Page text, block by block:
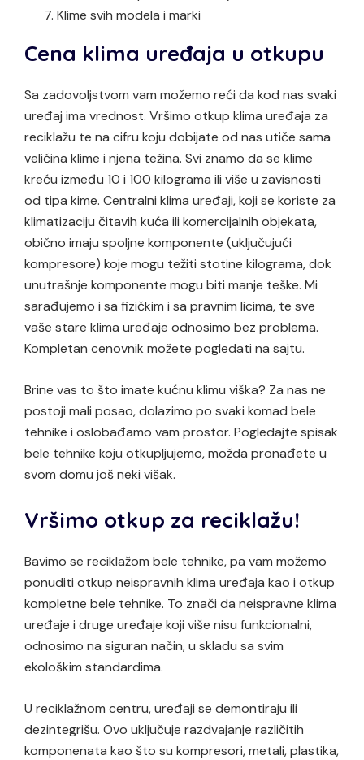
Klime svih modela i marki
Cena klima uređaja u otkupu
Sa zadovoljstvom vam možemo reći da kod nas svaki
uređaj ima vrednost. Vršimo otkup klima uređaja za
reciklažu te na cifru koju dobijate od nas utiče sama
veličina klime i njena težina. Svi znamo da se klime
kreću između 10 i 100 kilograma ili više u zavisnosti
od tipa kime. Centralni klima uređaji, koji se koriste za
klimatizaciju čitavih kuća ili komercijalnih objekata,
obično imaju spoljne komponente (uključujući
kompresore) koje mogu težiti stotine kilograma, dok
unutrašnje komponente mogu biti manje teške. Mi
sarađujemo i sa fizičkim i sa pravnim licima, te sve
vaše stare klima uređaje odnosimo bez problema.
Kompletan cenovnik možete pogledati na sajtu.
Brine vas to što imate kućnu klimu viška? Za nas ne
postoji mali posao, dolazimo po svaki komad bele
tehnike i oslobađamo vam prostor. Pogledajte spisak
bele tehnike koju otkupljujemo, možda pronađete u
svom domu još neki višak.
Vršimo otkup za reciklažu!
Bavimo se reciklažom bele tehnike, pa vam možemo
ponuditi otkup neispravnih klima uređaja kao i otkup
kompletne bele tehnike. To znači da neispravne klima
uređaje i druge uređaje koji više nisu funkcionalni,
odnosimo na siguran način, u skladu sa svim
ekološkim standardima.
U reciklažnom centru, uređaji se demontiraju ili
dezintegrišu. Ovo uključuje razdvajanje različitih
komponenata kao što su kompresori, metali, plastika,